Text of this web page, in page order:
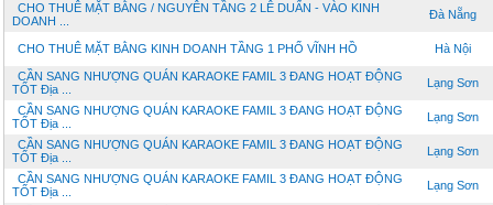
CHO THUÊ MẶT BẰNG / NGUYÊN TẦNG 2 LÊ DUẨN - VÀO KINH
DOANH ...
Đà Nẵng
CHO THUÊ MẶT BẰNG KINH DOANH TẦNG 1 PHỐ VĨNH HỒ Hà Nội
CẦN SANG NHƯỢNG QUÁN KARAOKE FAMIL 3 ĐANG HOẠT ĐỘNG
TỐT Địa ...
Lạng Sơn
CẦN SANG NHƯỢNG QUÁN KARAOKE FAMIL 3 ĐANG HOẠT ĐỘNG
TỐT Địa ...
Lạng Sơn
CẦN SANG NHƯỢNG QUÁN KARAOKE FAMIL 3 ĐANG HOẠT ĐỘNG
TỐT Địa ...
Lạng Sơn
CẦN SANG NHƯỢNG QUÁN KARAOKE FAMIL 3 ĐANG HOẠT ĐỘNG
TỐT Địa ...
Lạng Sơn